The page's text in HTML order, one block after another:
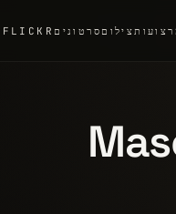
רצועותצילום סרטונים FLICKR